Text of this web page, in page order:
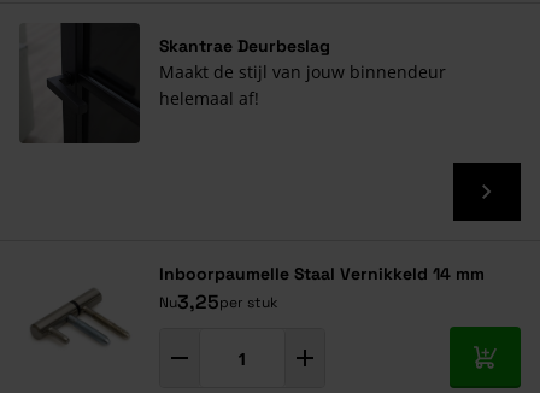
Skantrae Deurbeslag
Maakt de stijl van jouw binnendeur
helemaal af!
Inboorpaumelle Staal Vernikkeld 14 mm
Nu3,25per stuk
In